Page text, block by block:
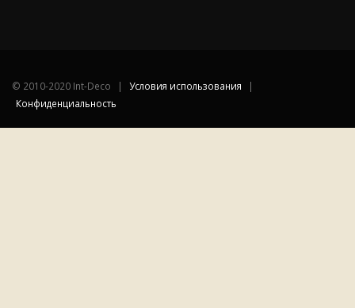
© 2010-2020 Int-Deco | Условия использования
|
Конфиденциальность